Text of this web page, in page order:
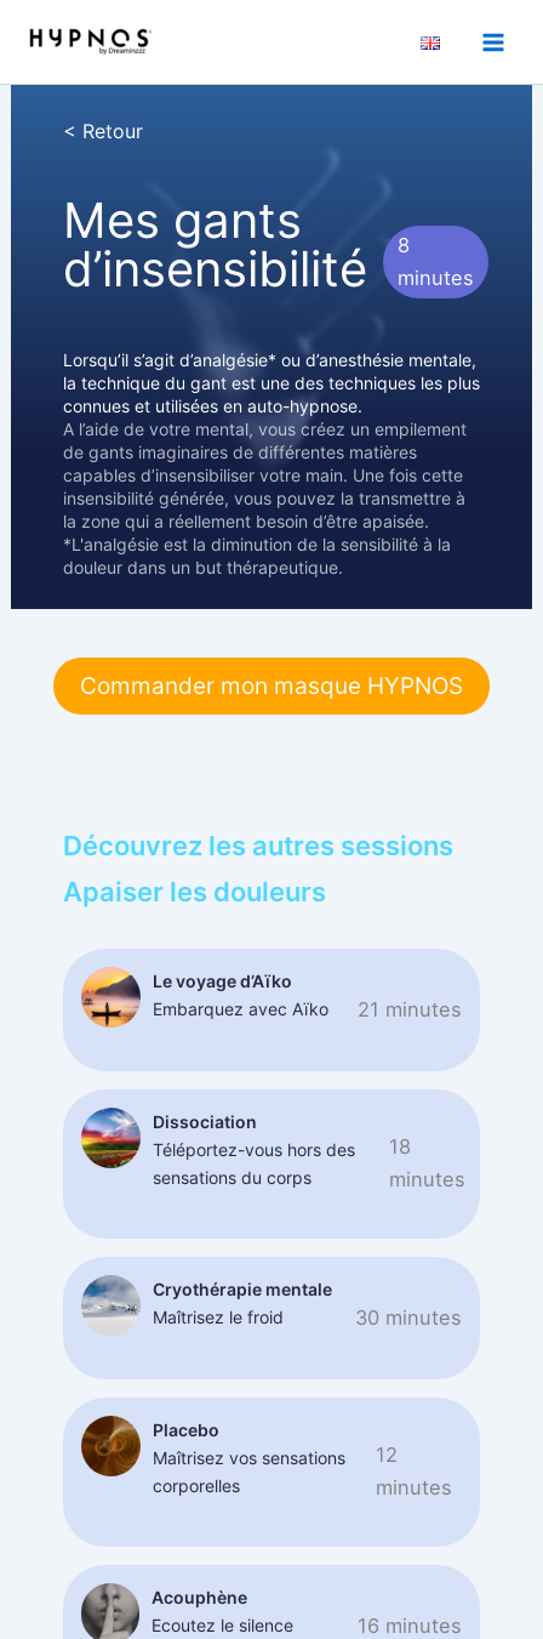
contenu
< Retour
Mes gants
d’insensibilité
8
minutes
Lorsqu’il s’agit d’analgésie* ou d’anesthésie mentale,
la technique du gant est une des techniques les plus
connues et utilisées en auto-hypnose.
A l’aide de votre mental, vous créez un empilement
de gants imaginaires de différentes matières
capables d’insensibiliser votre main. Une fois cette
insensibilité générée, vous pouvez la transmettre à
la zone qui a réellement besoin d’être apaisée.
*L'analgésie est la diminution de la sensibilité à la
douleur dans un but thérapeutique.
Commander mon masque HYPNOS
Découvrez les autres sessions
Apaiser les douleurs
Le voyage d’Aïko
Embarquez avec Aïko
21 minutes
Dissociation
Téléportez-vous hors des
sensations du corps
18
minutes
Cryothérapie mentale
Maîtrisez le froid
30 minutes
Placebo
Maîtrisez vos sensations
corporelles
12
minutes
Acouphène
Ecoutez le silence
16 minutes